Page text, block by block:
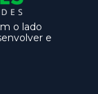
o lado
e